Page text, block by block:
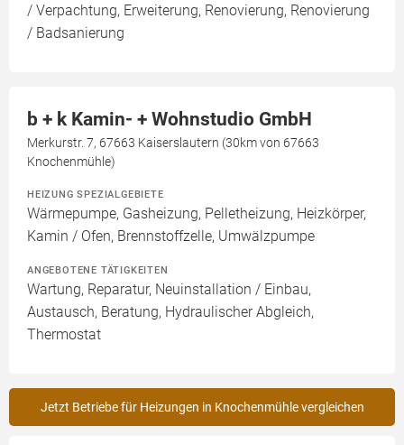
/ Verpachtung, Erweiterung, Renovierung, Renovierung
/ Badsanierung
b + k Kamin- + Wohnstudio GmbH
Merkurstr. 7, 67663 Kaiserslautern (30km von 67663
Knochenmühle)
HEIZUNG SPEZIALGEBIETE
Wärmepumpe, Gasheizung, Pelletheizung, Heizkörper,
Kamin / Ofen, Brennstoffzelle, Umwälzpumpe
ANGEBOTENE TÄTIGKEITEN
Wartung, Reparatur, Neuinstallation / Einbau,
Austausch, Beratung, Hydraulischer Abgleich,
Thermostat
Jetzt Betriebe für Heizungen in Knochenmühle vergleichen